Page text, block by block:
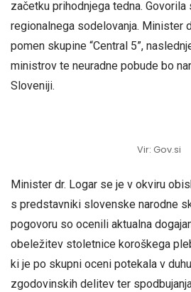
začetku prihodnjega tedna.
regionalnega sodelovanja. Minister
pomen skupine “Central 5”,
ministrov te neuradne pobude bo
Sloveniji.
Vir: Gov.si
Minister dr. Logar se je v okviru
s predstavniki slovenske narodne
pogovoru so ocenili aktualna
obeležitev stoletnice koroškega
ki je po skupni oceni potekala v
zgodovinskih delitev ter